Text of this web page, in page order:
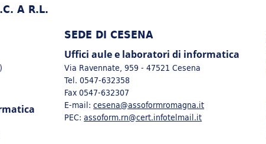
A R.L.
SEDE DI CESENA
Uffici aule e laboratori di informatica
Via Ravennate, 959 - 47521 Cesena
Tel. 0547-632358
Fax 0547-632307
E-mail:cesena@assoformromagna.it
PEC:assoform.rn@cert.infotelmail.it